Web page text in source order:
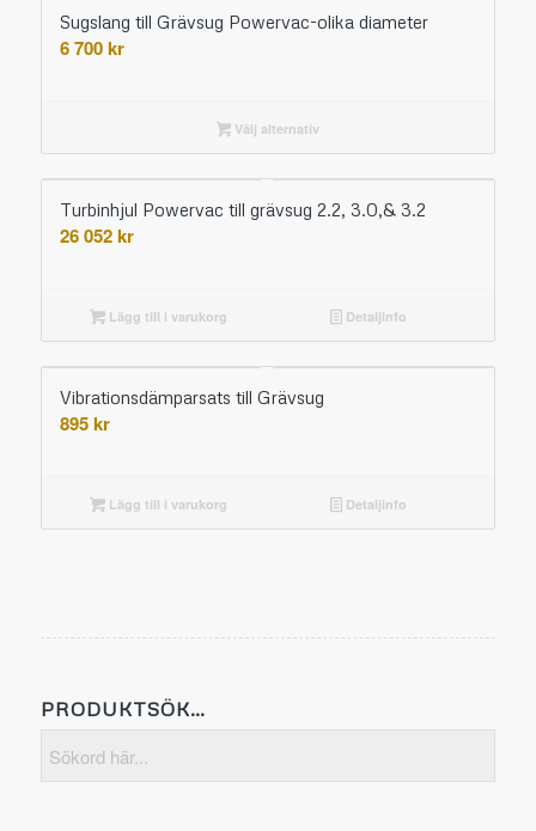
Sugslang till Grävsug Powervac-olika diameter
6 700kr
Välj alternativ
Turbinhjul Powervac till grävsug 2.2, 3.0,& 3.2
26 052kr
Lägg till i varukorg Detaljinfo
Vibrationsdämparsats till Grävsug
895kr
Lägg till i varukorg Detaljinfo
PRODUKTSÖK…